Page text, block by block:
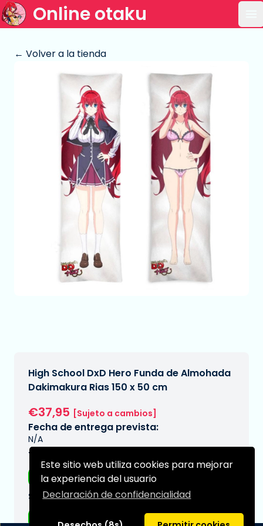
Este sitio web utiliza cookies para mejorar
la experiencia del usuario
Declaración de confidencialidad
Online otaku
← Volver a la tienda
High School DxD Hero Funda de Almohada
Dakimakura Rias 150 x 50 cm
€37,95 [Sujeto a cambios]
Fecha de entrega prevista:
N/A
Tipo:
Almohadas
Serie:
High school DxD